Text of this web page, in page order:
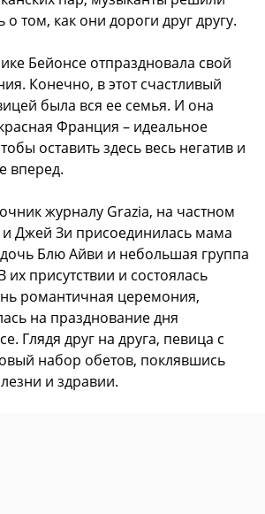
том, как они дороги друг другу.
Бейонсе отпраздновала свой
Конечно, в этот счастливый
была вся ее семья. И она
Франция – идеальное
оставить здесь весь негатив и
вперед.
журналу Grazia, на частном
Джей Зи присоединилась мама
Блю Айви и небольшая группа
их присутствии и состоялась
романтичная церемония,
на празднование дня
Глядя друг на друга, певица с
набор обетов, поклявшись
и здравии.